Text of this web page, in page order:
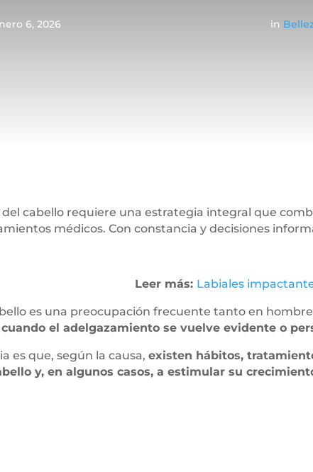
6, 2026 in
del cabello requiere una estrategia integral que
médicos. Con constancia y decisiones
Leer más: Labiales
es una preocupación frecuente tanto en
el adelgazamiento se vuelve evidente o
es que, según la causa,existen hábitos,
y, en algunos casos, a estimular su